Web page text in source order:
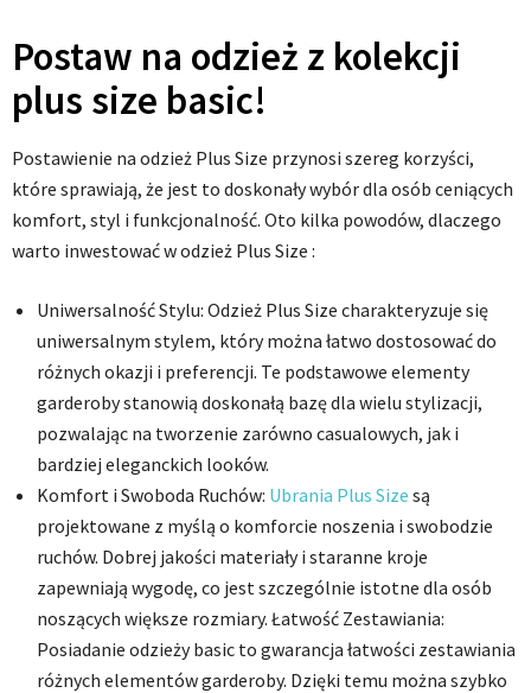
Postaw na odzież z kolekcji
plus size basic!
Postawienie na odzież Plus Size przynosi szereg korzyści,
które sprawiają, że jest to doskonały wybór dla osób ceniących
komfort, styl i funkcjonalność. Oto kilka powodów, dlaczego
warto inwestować w odzież Plus Size :
Uniwersalność Stylu: Odzież Plus Size charakteryzuje się
uniwersalnym stylem, który można łatwo dostosować do
różnych okazji i preferencji. Te podstawowe elementy
garderoby stanowią doskonałą bazę dla wielu stylizacji,
pozwalając na tworzenie zarówno casualowych, jak i
bardziej eleganckich looków.
Komfort i Swoboda Ruchów: Ubrania Plus Size są
projektowane z myślą o komforcie noszenia i swobodzie
ruchów. Dobrej jakości materiały i staranne kroje
zapewniają wygodę, co jest szczególnie istotne dla osób
noszących większe rozmiary. Łatwość Zestawiania:
Posiadanie odzieży basic to gwarancja łatwości zestawiania
różnych elementów garderoby. Dzięki temu można szybko